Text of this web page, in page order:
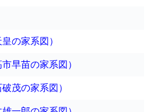
の家系図）
早苗の家系図）
茂の家系図）